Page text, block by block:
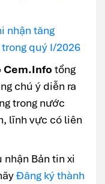
nhận tăng
quý I/2026
Cem.Info tổng
chú ý diễn ra
trong nước
lĩnh vực có liên
Bản tin xi
Đăng ký thành